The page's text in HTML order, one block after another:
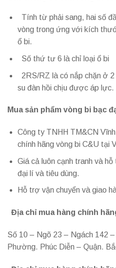
Tính từ phải sang, hai số
vòng trong ứng với kích
ổ bi.
Số thứ tư 6 là chỉ loại ổ bi
2RS/RZ là có nắp chặn ở
su đàn hồi chịu được áp lực.
Mua sản phẩm vòng bi bạc
Công ty TNHH TM&CN
chính hãng vòng bi C&U tại
Giá cả luôn cạnh tranh và
đại lí và tiêu dùng.
Hỗ trợ vận chuyển và giao
Địa chỉ mua hàng chính
Số 10 – Ngõ 23 – Ngách 142
Phường. Phúc Diễn – Quận.